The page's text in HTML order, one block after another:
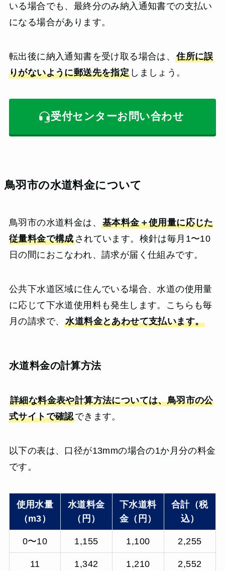
いる場合でも、最終分のみ納入通知書での支払い
になる場合があります。
転出後に納入通知書を受け取る場合は、住所に誤
りがないように郵送先を指定 しましょう。
受付センターお問い合わせ
鳥羽市の水道料金について
鳥羽市の水道料金は、 基本料金＋使用量に応じた
従量料金で構成されています。検針は毎月1〜10
日の間におこなわれ、請求が届く仕組みです。
公共下水道区域に住んでいる場合、水道の使用量
に応じて下水道使用料も発生します。こちらも毎
月の請求で、水道料金とあわせて支払います。
水道料金の計算方法
詳細な料金表や計算方法については、鳥羽市の公
式サイトで確認できます。
以下の表は、口径が13mmの場合の1か月分の料金
です。
使用水量
（m3）
水道料金
（円）
下水道料
金（円）
合計（税
込）
0〜10 1,155 1,100 2,255
11 1,342 1,210 2,552